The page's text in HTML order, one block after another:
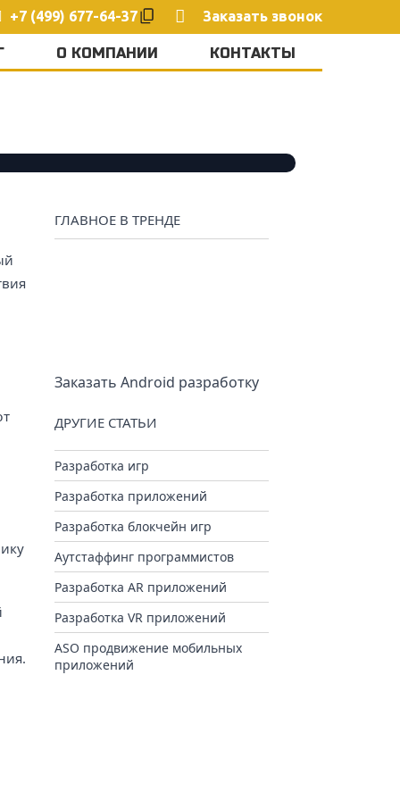
Заказать звонок
+7 (499) 677-64-37
КОНТАКТЫ
О КОМПАНИИ
ГЛАВНОЕ В ТРЕНДЕ
Заказать Android разработку
ДРУГИЕ СТАТЬИ
Разработка игр
Разработка приложений
Разработка блокчейн игр
Аутстаффинг программистов
Разработка AR приложений
Разработка VR приложений
ASO продвижение мобильных
приложений